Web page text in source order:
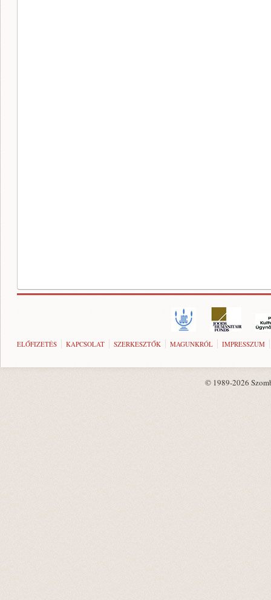
ELŐFIZETÉS KAPCSOLAT SZERKESZTŐK MAGUNKRÓL IMPRESSZUM
© 1989-2026